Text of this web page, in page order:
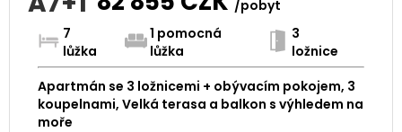
/pobyt
7
lůžka
1 pomocná
lůžka
3
ložnice
Apartmán se 3 ložnicemi + obývacím pokojem, 3
koupelnami, Velká terasa a balkon s výhledem na
moře